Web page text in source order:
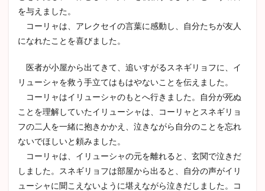
を与えました。
コーリャは、アレクセイの言葉に感動し、自分たちが友人
になれたことを喜びました。
医者が小屋から出てきて、追いすがるスネギリョフに、イ
リューシャを救う手立てはもはやないことを伝えました。
コーリャはイリューシャのもとへ行きました。自分が死ぬ
ことを理解していたイリューシャは、コーリャとスネギリョ
フの二人を一緒に抱きかかえ、泣きながら自分のことを忘れ
ないでほしいと頼みました。
コーリャは、イリューシャの元を離れると、玄関で泣きだ
しました。スネギリョフは部屋から出ると、自分の声がイリ
ューシャに聞こえないように堪えながら泣きだしました。コ